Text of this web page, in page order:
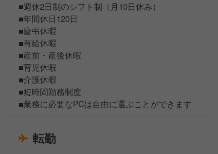
■週休2日制のシフト制（月10日休み）
■年間休日120日
■慶弔休暇
■有給休暇
■産前・産後休暇
■育児休暇
■介護休暇
■短時間勤務制度
■業務に必要なPCは自由に選ぶことができます
転勤